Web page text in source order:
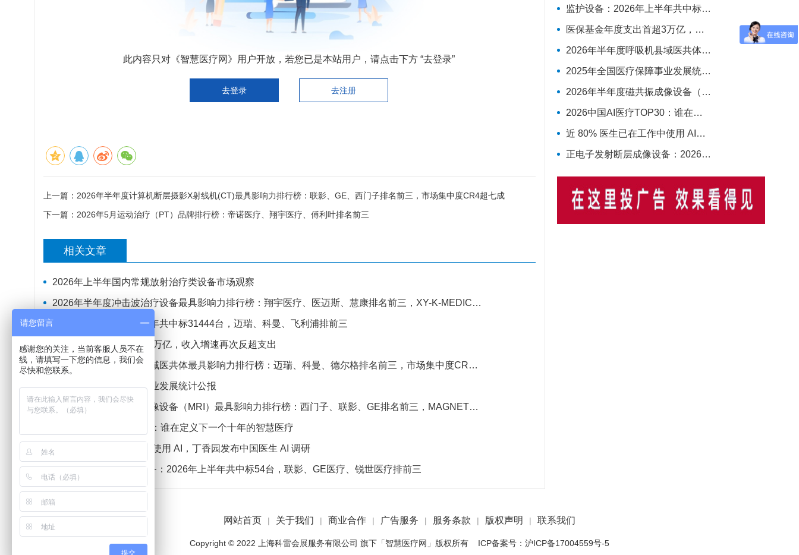
此内容只对《智慧医疗网》用户开放，若您已是本站用户，请点击下方 “去登录”
去登录 去注册
上一篇： 2026年半年度计算机断层摄影X射线机(CT)最具影响力排行榜：联影、GE、西门子排名前三，市场集中度CR4超七成
下一篇： 2026年5月运动治疗（PT）品牌排行榜：帝诺医疗、翔宇医疗、傅利叶排名前三
相关文章
2026年上半年国内常规放射治疗类设备市场观察
2026年半年度冲击波治疗设备最具影响力排行榜：翔宇医疗、医迈斯、慧康排名前三，XY-K-MEDICAL系列广受欢迎
监护设备：2026年上半年共中标31444台，迈瑞、科曼、飞利浦排前三
医保基金年度支出首超3万亿，收入增速再次反超支出
2026年半年度呼吸机县域医共体最具影响力排行榜：迈瑞、科曼、德尔格排名前三，市场集中度CR3超75%
2025年全国医疗保障事业发展统计公报
2026年半年度磁共振成像设备（MRI）最具影响力排行榜：西门子、联影、GE排名前三，MAGNETOM Vida等型号广受欢迎
2026中国AI医疗TOP30：谁在定义下一个十年的智慧医疗
近 80% 医生已在工作中使用 AI，丁香园发布中国医生 AI 调研
正电子发射断层成像设备：2026年上半年共中标54台，联影、GE医疗、锐世医疗排前三
监护设备：2026年上半年共中标31444台，迈瑞、科曼、飞利浦排前三
医保基金年度支出首超3万亿，收入增速再次反超支出
2026年半年度呼吸机县域医共体最具影响力排行榜：迈瑞、科曼、德尔格排名前三，市场集中度CR3超75%
2025年全国医疗保障事业发展统计公报
2026年半年度磁共振成像设备（MRI）最具影响力排行榜：西门子、联影、GE排名前三，MAGNETOM Vida等型号广受欢迎
2026中国AI医疗TOP30：谁在定义下一个十年的智慧医疗
近 80% 医生已在工作中使用 AI，丁香园发布中国医生 AI 调研
正电子发射断层成像设备：2026年上半年共中标54台，联影、GE医疗、锐世医疗排前三
网站首页 | 关于我们 | 商业合作 | 广告服务 | 服务条款 | 版权声明 | 联系我们
Copyright © 2022 上海科雷会展服务有限公司 旗下「智慧医疗网」版权所有 ICP备案号： 沪ICP备17004559号-5
请您留言
感谢您的关注，当前客服人员不在
线，请填写一下您的信息，我们会
尽快和您联系。
提交